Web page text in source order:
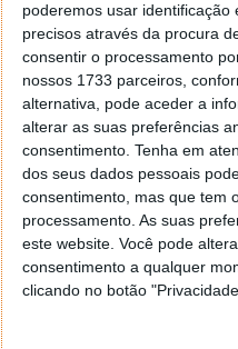
poderemos usar identificação
precisos através da procura
consentir o processamento
nossos 1733 parceiros,
alternativa, pode aceder a
alterar as suas preferências
consentimento. Tenha em
dos seus dados pessoais
consentimento, mas que tem
processamento. As suas
este website. Você pode
consentimento a qualquer
clicando no botão
Com esta mudança, o
Apple acaba por ser
base os seguintes
iPad Mini 2 e o iPod
Ainda não existem datas
do Kodi, estando ainda
Por agora as versões
também preparadas,